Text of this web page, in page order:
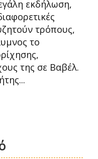
εκδήλωση,
τρόπους,
το
της σε Βαβέλ.